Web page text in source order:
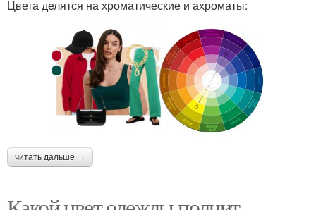
Цвета делятся на хроматические и ахроматы:
читать дальше →